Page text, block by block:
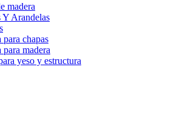
madera
Y Arandelas
chapas
madera
yeso y estructura